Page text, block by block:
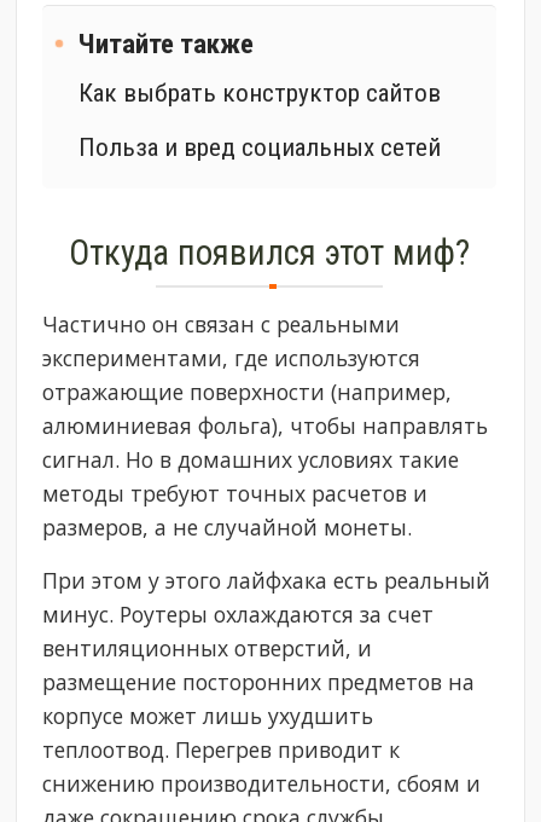
Читайте также
Как выбрать конструктор сайтов
Польза и вред социальных сетей
Откуда появился этот миф?
Частично он связан с реальными
экспериментами, где используются
отражающие поверхности (например,
алюминиевая фольга), чтобы направлять
сигнал. Но в домашних условиях такие
методы требуют точных расчетов и
размеров, а не случайной монеты.
При этом у этого лайфхака есть реальный
минус. Роутеры охлаждаются за счет
вентиляционных отверстий, и
размещение посторонних предметов на
корпусе может лишь ухудшить
теплоотвод. Перегрев приводит к
снижению производительности, сбоям и